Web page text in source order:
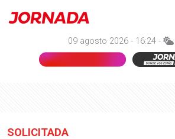
09 agosto 2026 - 16:24 -
SOLICITADA